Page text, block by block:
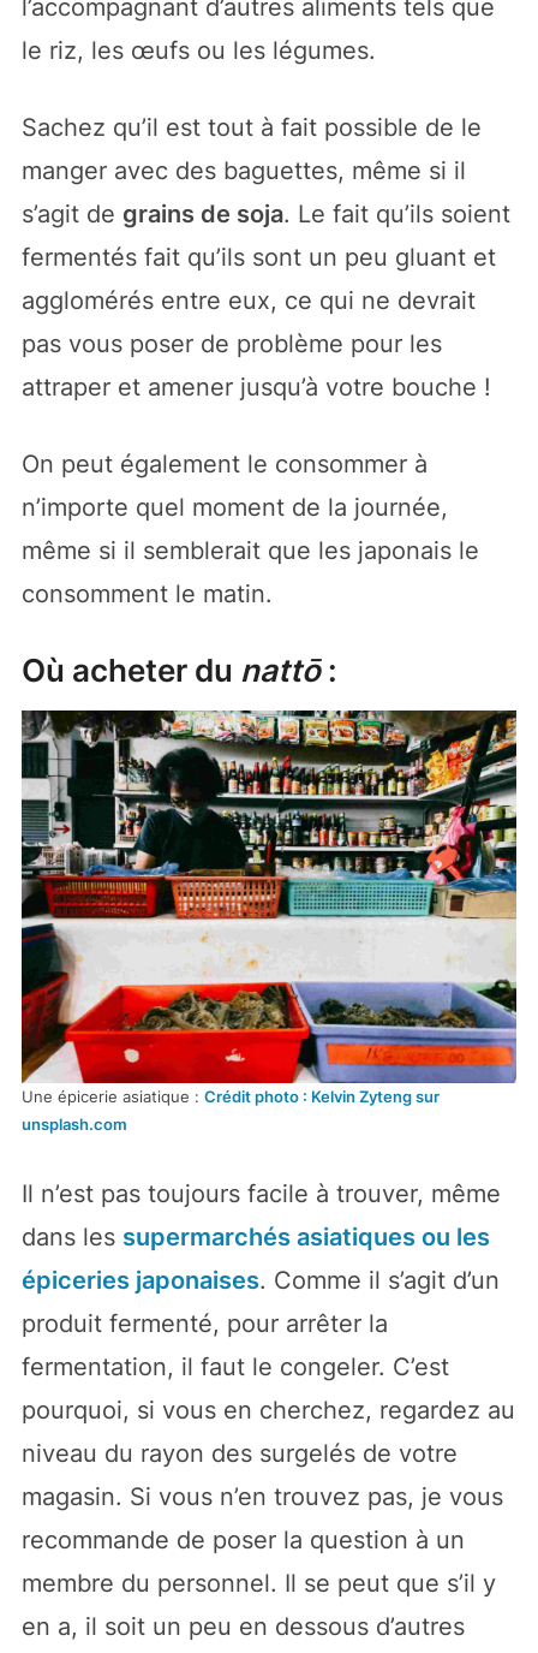
l’accompagnant d’autres aliments tels que
le riz, les œufs ou les légumes.
Sachez qu’il est tout à fait possible de le
manger avec des baguettes, même si il
s’agit de grains de soja. Le fait qu’ils soient
fermentés fait qu’ils sont un peu gluant et
agglomérés entre eux, ce qui ne devrait
pas vous poser de problème pour les
attraper et amener jusqu’à votre bouche !
On peut également le consommer à
n’importe quel moment de la journée,
même si il semblerait que les japonais le
consomment le matin.
Où acheter du nattō:
Une épicerie asiatique : Crédit photo : Kelvin Zyteng sur
unsplash.com
Il n’est pas toujours facile à trouver, même
dans les supermarchés asiatiques ou les
épiceries japonaises. Comme il s’agit d’un
produit fermenté, pour arrêter la
fermentation, il faut le congeler. C’est
pourquoi, si vous en cherchez, regardez au
niveau du rayon des surgelés de votre
magasin. Si vous n’en trouvez pas, je vous
recommande de poser la question à un
membre du personnel. Il se peut que s’il y
en a, il soit un peu en dessous d’autres